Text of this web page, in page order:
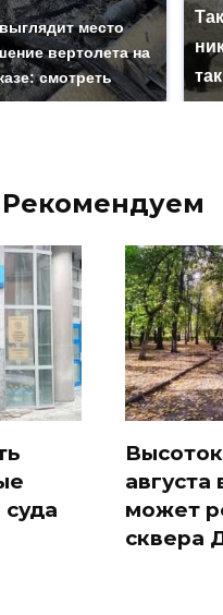
место
вертолета на
смотреть
Рекомендуем
августа
может
сквера